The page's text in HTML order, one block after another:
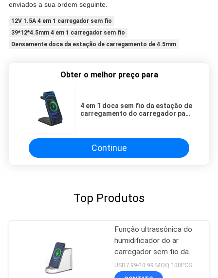
enviados a sua ordem seguinte.
12V 1.5A 4 em 1 carregador sem fio
39*12*4.5mm 4 em 1 carregador sem fio
Densamente doca da estação de carregamento de 4.5mm
Obter o melhor preço para
4 em 1 doca sem fio da estação de
carregamento do carregador para
Continue
Top Produtos
Função ultrassônica do
humidificador do ar
carregador sem fio da
multi
USD7.99-10.99 MOQ:100PCS